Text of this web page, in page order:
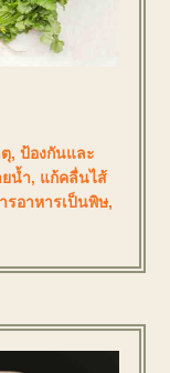
, ป้องกันและ
น้ำ, แก้คลื่นไส้
รอาหารเป็นพิษ,